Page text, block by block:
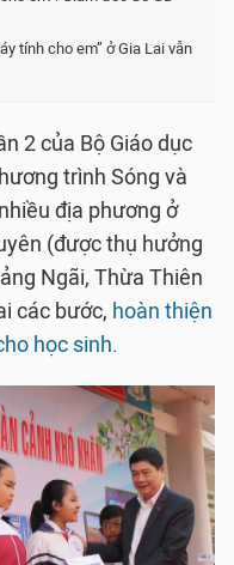
tính cho em” ở Gia Lai vẫn
2 của Bộ Giáo dục
trình Sóng và
địa phương ở
(được thụ hưởng
Ngãi, Thừa Thiên
các bước, hoàn thiện
học sinh.